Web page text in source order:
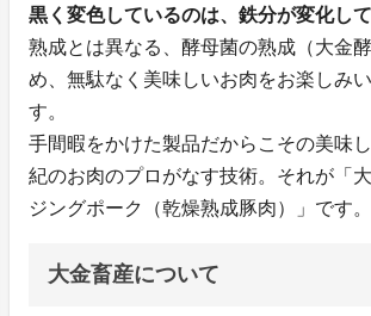
黒く変色しているのは、鉄分が変化して
熟成とは異なる、酵母菌の熟成（大金
め、無駄なく美味しいお肉をお楽しみ
す。
手間暇をかけた製品だからこその美味
紀のお肉のプロがなす技術。それが「
ジングポーク（乾燥熟成豚肉）」です。
大金畜産について